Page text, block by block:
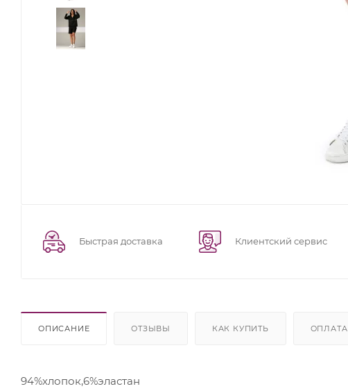
Быстрая доставка Клиентский сервис
ОПИСАНИЕ ОТЗЫВЫ КАК КУПИТЬ ОПЛАТА
94%хлопок,6%эластан